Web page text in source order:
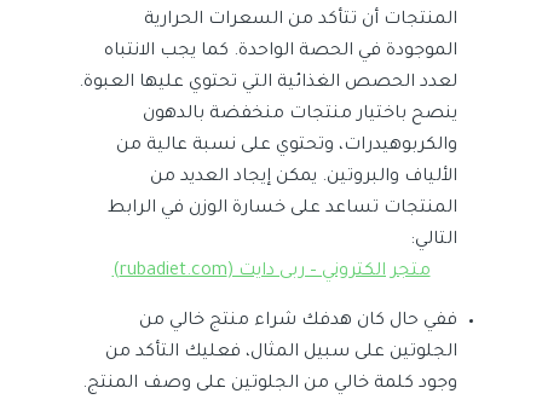
المنتجات أن تتأكد من السعرات الحرارية
الموجودة في الحصة الواحدة. كما يجب الانتباه
لعدد الحصص الغذائية التي تحتوي عليها العبوة.
ينصح باختيار منتجات منخفضة بالدهون
والكربوهيدرات، وتحتوي على نسبة عالية من
الألياف والبروتين. يمكن إيجاد العديد من
المنتجات تساعد على خسارة الوزن في الرابط
التالي:
متجر الكتروني – ربى دايت (rubadiet.com)
ففي حال كان هدفك شراء منتج خالي من
الجلوتين على سبيل المثال، فعليك التأكد من
وجود كلمة خالي من الجلوتين على وصف المنتج.